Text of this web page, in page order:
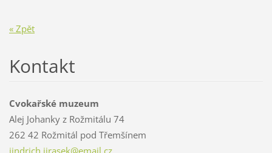
« Zpět
Kontakt
Cvokařské muzeum
Alej Johanky z Rožmitálu 74
262 42 Rožmitál pod Třemšínem
jindrich .jirasek@email.cz